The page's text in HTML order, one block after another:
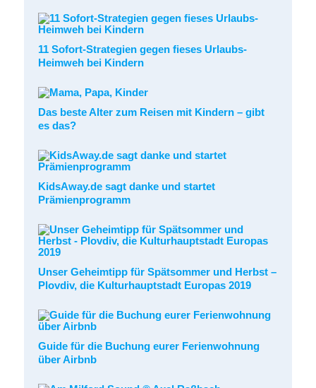
11 Sofort-Strategien gegen fieses Urlaubs-
Heimweh bei Kindern
Das beste Alter zum Reisen mit Kindern – gibt
es das?
KidsAway.de sagt danke und startet
Prämienprogramm
Unser Geheimtipp für Spätsommer und Herbst –
Plovdiv, die Kulturhauptstadt Europas 2019
Guide für die Buchung eurer Ferienwohnung
über Airbnb